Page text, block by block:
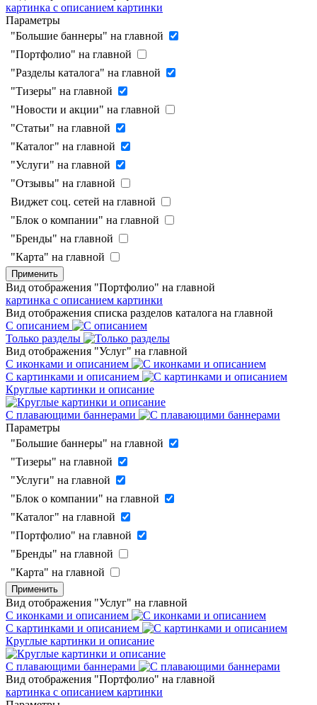
картинка с описанием картинки
Параметры
"Большие баннеры" на главной
"Портфолио" на главной
"Разделы каталога" на главной
"Тизеры" на главной
"Новости и акции" на главной
"Статьи" на главной
"Каталог" на главной
"Услуги" на главной
"Отзывы" на главной
Виджет соц. сетей на главной
"Блок о компании" на главной
"Бренды" на главной
"Карта" на главной
Применить
Вид отображения "Портфолио" на главной
картинка с описанием картинки
Вид отображения списка разделов каталога на главной
С описанием
Только разделы
Вид отображения "Услуг" на главной
С иконками и описанием
С картинками и описанием
Круглые картинки и описание
С плавающими баннерами
Параметры
"Большие баннеры" на главной
"Тизеры" на главной
"Услуги" на главной
"Блок о компании" на главной
"Каталог" на главной
"Портфолио" на главной
"Бренды" на главной
"Карта" на главной
Применить
Вид отображения "Услуг" на главной
С иконками и описанием
С картинками и описанием
Круглые картинки и описание
С плавающими баннерами
Вид отображения "Портфолио" на главной
картинка с описанием картинки